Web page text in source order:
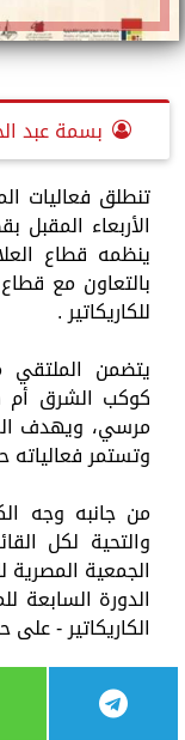
بسمة عبد
تنطلق فعاليات
الأربعاء المقبل
ينظمه قطاع
بالتعاون مع
للكاريكاتير .
يتضمن الملتقي
كوكب الشرق أم
مرسي، ويهدف
وتستمر فعالياته حتى ٣٠ يوليو
من جانبه وجه
والتحية لكل
الجمعية المصرية
الدورة السابعة
الكاريكاتير -